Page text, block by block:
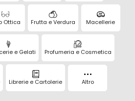
Ottica Frutta e Verdura Macellerie
e Gelati Profumeria e Cosmetica
Librerie e Cartolerie Altro